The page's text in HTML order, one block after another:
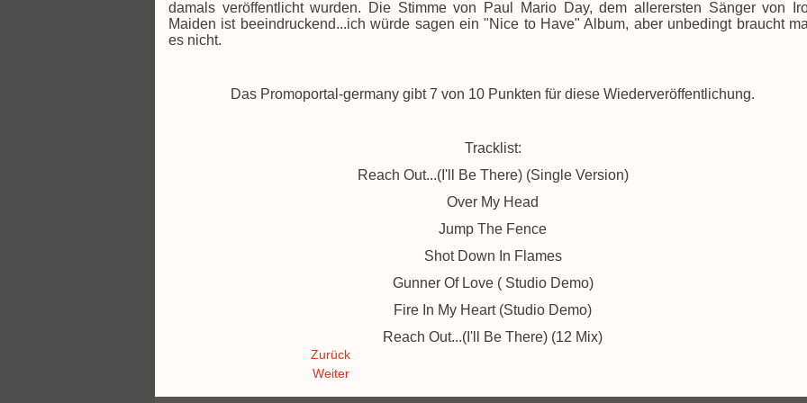
damals veröffentlicht wurden. Die Stimme von Paul Mario Day, dem allerersten Sänger von
Maiden ist beeindruckend...ich würde sagen ein "Nice to Have" Album, aber unbedingt braucht
es nicht.
Das Promoportal-germany gibt 7 von 10 Punkten für diese Wiederveröffentlichung.
Tracklist:
Reach Out...(I'll Be There) (Single Version)
Over My Head
Jump The Fence
Shot Down In Flames
Gunner Of Love ( Studio Demo)
Fire In My Heart (Studio Demo)
Reach Out...(I'll Be There) (12 Mix)
Zurück
Weiter